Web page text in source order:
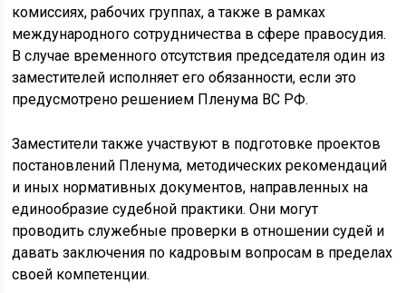
комиссиях, рабочих группах, а также в рамках
международного сотрудничества в сфере правосудия.
В случае временного отсутствия председателя один из
заместителей исполняет его обязанности, если это
предусмотрено решением Пленума ВС РФ.
Заместители также участвуют в подготовке проектов
постановлений Пленума, методических рекомендаций
и иных нормативных документов, направленных на
единообразие судебной практики. Они могут
проводить служебные проверки в отношении судей и
давать заключения по кадровым вопросам в пределах
своей компетенции.